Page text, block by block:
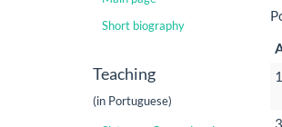
Short biography
Teaching
(in Portuguese)